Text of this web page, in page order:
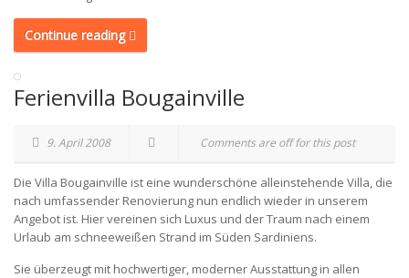
Continue reading
Ferienvilla Bougainville
9. April 2008 Comments are off for this post
Die Villa Bougainville ist eine wunderschöne alleinstehende Villa, die
nach umfassender Renovierung nun endlich wieder in unserem
Angebot ist. Hier vereinen sich Luxus und der Traum nach einem
Urlaub am schneeweißen Strand im Süden Sardiniens.
Sie überzeugt mit hochwertiger, moderner Ausstattung in allen